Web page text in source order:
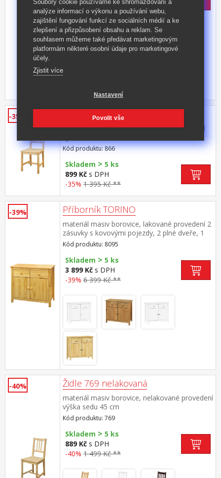
-41% 1 699 Kč **
-35% Židle 866 lakovaná
materiál masiv borovice, lakované provedení
Kód produktu: 866
Skladem > 5 ks
899 Kč s DPH
-35% 1 395 Kč **
-39% Příborník TORINO
materiál masiv borovice, lakované provedení 2
zásuvky s kovovými pojezdy, 2 plné dveře, 1
police vhodný doplněk nástavec 8096
Kód produktu: 8095
Skladem > 5 ks
3 899 Kč s DPH
-39% 6 399 Kč **
-40% Židle 769 nelakovaná
materiál masiv borovice, nelakované provedení
výška sedu 45 cm
Kód produktu: 769
Skladem > 5 ks
889 Kč s DPH
-40% 1 499 Kč **
Soubory cookie používáme ke shromažďování a
analýze informací o výkonu a používání webu,
zajištění fungování funkcí ze sociálních médií a ke
zlepšení a přizpůsobení obsahu a reklam. Se
souhlasem můžeme také předávat marketingovým
platformám některé osobní údaje pro marketingové
účely.
Zjistit více
Nastavení
Povolit vše